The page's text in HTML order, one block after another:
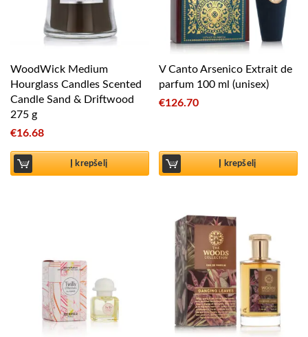
WoodWick Medium
Hourglass Candles Scented
Candle Sand & Driftwood
275 g
€16.68
Į krepšelį
V Canto Arsenico Extrait de
parfum 100 ml (unisex)
€126.70
Į krepšelį